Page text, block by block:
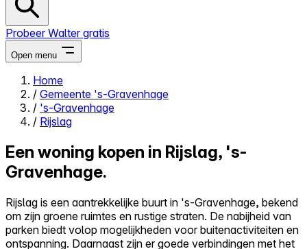
Probeer Walter gratis
Open menu
Close menu
Zelf kopen
Reviews
Prijzen
Log in
Home
/ Gemeente 's-Gravenhage
/ 's-Gravenhage
/ Rijslag
Een woning kopen in Rijslag, 's-
Gravenhage.
Rijslag is een aantrekkelijke buurt in 's-Gravenhage, bekend
om zijn groene ruimtes en rustige straten. De nabijheid van
parken biedt volop mogelijkheden voor buitenactiviteiten en
ontspanning. Daarnaast zijn er goede verbindingen met het